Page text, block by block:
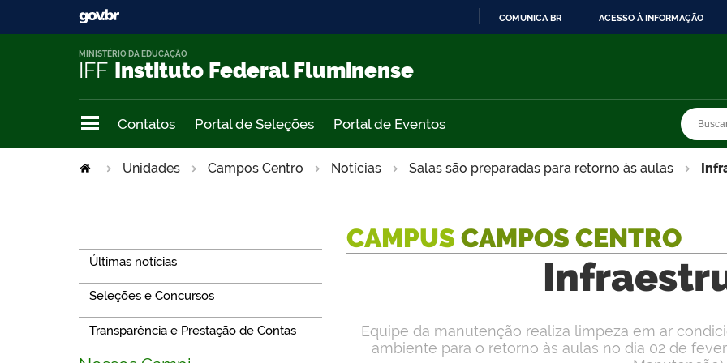
COMUNICA BR ACESSO À INFORMAÇÃO
IFF Instituto Federal Fluminense
MINISTÉRIO DA EDUCAÇÃO
Contatos Portal de Seleções Portal de Eventos
Unidades Campos Centro Notícias Salas são preparadas para retorno às aulas
Últimas notícias
Seleções e Concursos
Transparência e Prestação de Contas
CAMPUS CAMPOS CENTRO
Equipe da manutenção realiza limpeza em ar
ambiente para o retorno às aulas no dia 02 de